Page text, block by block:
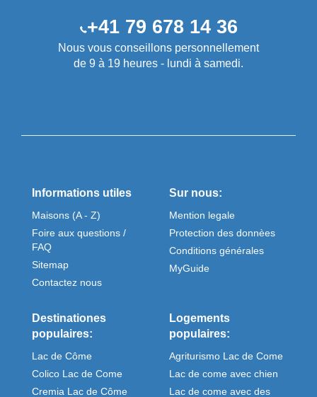
+41 79 678 14 36
Nous vous conseillons personnellement
de 9 à 19 heures - lundi à samedi.
Informations utiles
Maisons (A - Z)
Foire aux questions /
FAQ
Sitemap
Contactez nous
Sur nous:
Mention legale
Protection des donnèes
Conditions générales
MyGuide
Destinationes
populaires:
Lac de Côme
Colico Lac de Come
Cremia Lac de Côme
Logements
populaires:
Agriturismo Lac de Come
Lac de come avec chien
Lac de come avec des